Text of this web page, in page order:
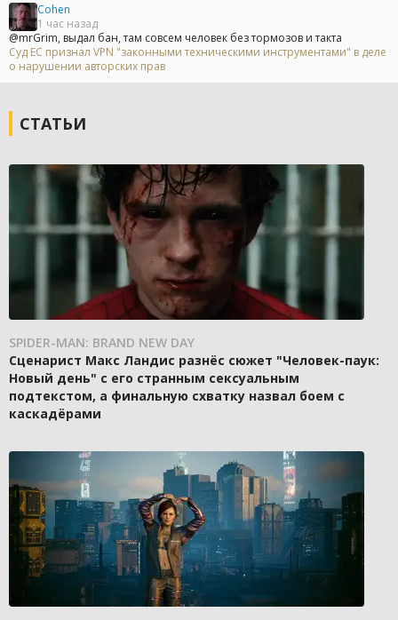
Cohen
1 час назад
@mrGrim, выдал бан, там совсем человек без тормозов и такта
Суд ЕС признал VPN "законными техническими инструментами" в деле
о нарушении авторских прав
СТАТЬИ
SPIDER-MAN: BRAND NEW DAY
Сценарист Макс Ландис разнёс сюжет "Человек-паук:
Новый день" с его странным сексуальным
подтекстом, а финальную схватку назвал боем с
каскадёрами